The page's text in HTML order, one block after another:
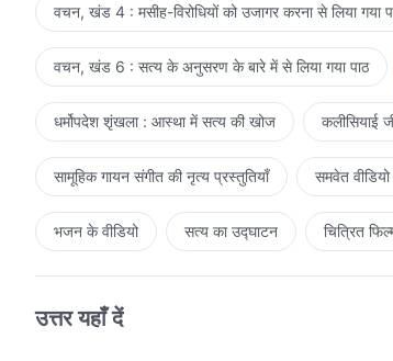
वचन, खंड 4 : मसीह-विरोधियों को उजागर करना से लिया गया
वचन, खंड 6 : सत्य के अनुसरण के बारे में से लिया गया पाठ
धर्मोपदेश शृंखला : आस्था में सत्य की खोज कलीसियाई
सामूहिक गायन संगीत की नृत्य प्रस्तुतियाँ समवेत
भजन के वीडियो सत्य का उद्घाटन चित्रित
उत्तर यहाँ दें